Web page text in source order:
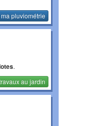
pluviométrie
.
au jardin